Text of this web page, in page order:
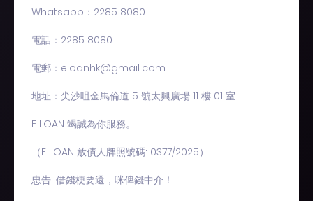
Whatsapp：2285 8080​
電話：2285 8080​
電郵： eloanhk@gmail.com
地址：尖沙咀金馬倫道 5 號太興廣場 11 樓 01 室​
E LOAN 竭誠為你服務。​
（E LOAN 放債人牌照號碼: 0377/2025）
忠告: 借錢梗要還，咪俾錢中介！